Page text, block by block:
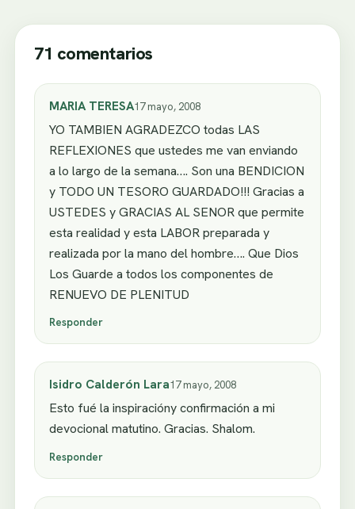
71 comentarios
MARIA TERESA17 mayo, 2008
YO TAMBIEN AGRADEZCO todas LAS
REFLEXIONES que ustedes me van enviando
a lo largo de la semana…. Son una BENDICION
y TODO UN TESORO GUARDADO!!! Gracias a
USTEDES y GRACIAS AL SENOR que permite
esta realidad y esta LABOR preparada y
realizada por la mano del hombre…. Que Dios
Los Guarde a todos los componentes de
RENUEVO DE PLENITUD
Responder
Isidro Calderón Lara17 mayo, 2008
Esto fué la inspiracióny confirmación a mi
devocional matutino. Gracias. Shalom.
Responder